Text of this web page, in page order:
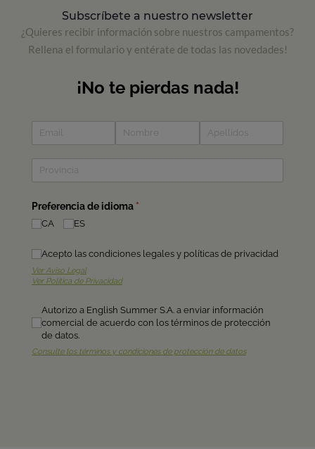
Subscríbete a nuestro newsletter
¿Quieres recibir información sobre nuestros campamentos?
Rellena el formulario y entérate de todas las novedades!